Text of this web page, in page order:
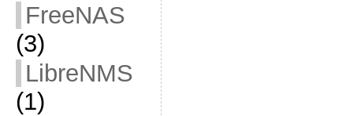
FreeNAS
(3)
LibreNMS
(1)